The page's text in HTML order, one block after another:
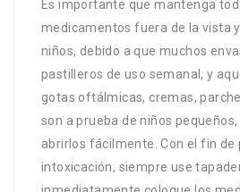
Es importante que mantenga
medicamentos fuera de la vista
niños, debido a que muchos
pastilleros de uso semanal, y
gotas oftálmicas, cremas,
son a prueba de niños
abrirlos fácilmente. Con el fin de
intoxicación, siempre use